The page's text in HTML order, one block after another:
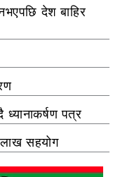
देश बाहिर
ध्यानाकर्षण पत्र
लाख सहयोग